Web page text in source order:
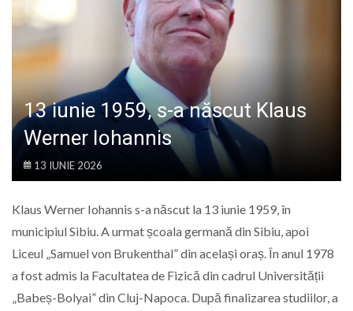
POLITIC
LIFE
13 iunie 1959, s-a născut Klaus
Werner Iohannis
13 IUNIE 2026
Klaus Werner Iohannis s-a născut la 13 iunie 1959, în
municipiul Sibiu. A urmat școala germană din Sibiu, apoi
Liceul „Samuel von Brukenthal” din același oraș. În anul 1978
a fost admis la Facultatea de Fizică din cadrul Universității
„Babeș-Bolyai” din Cluj-Napoca. După finalizarea studiilor, a